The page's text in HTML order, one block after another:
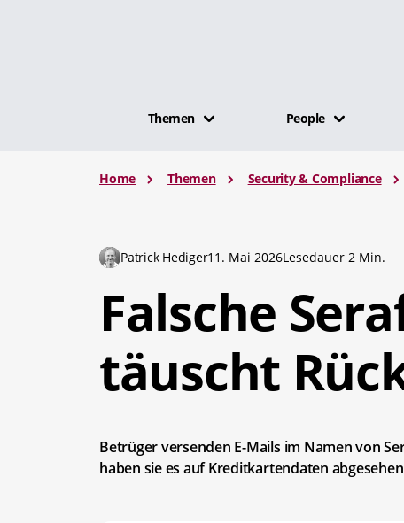
Themen People
Home Themen Security & Compliance
Patrick Hediger11. Mai 2026Lesedauer 2 Min.
Falsche
täuscht
Betrüger versenden E-Mails im Namen von
haben sie es auf Kreditkartendaten